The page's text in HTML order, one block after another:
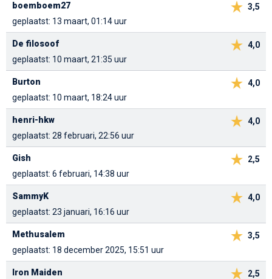
3,5
boemboem27
geplaatst: 13 maart, 01:14 uur
4,0
De filosoof
geplaatst: 10 maart, 21:35 uur
4,0
Burton
geplaatst: 10 maart, 18:24 uur
4,0
henri-hkw
geplaatst: 28 februari, 22:56 uur
2,5
Gish
geplaatst: 6 februari, 14:38 uur
4,0
SammyK
geplaatst: 23 januari, 16:16 uur
3,5
Methusalem
geplaatst: 18 december 2025, 15:51 uur
2,5
Iron Maiden